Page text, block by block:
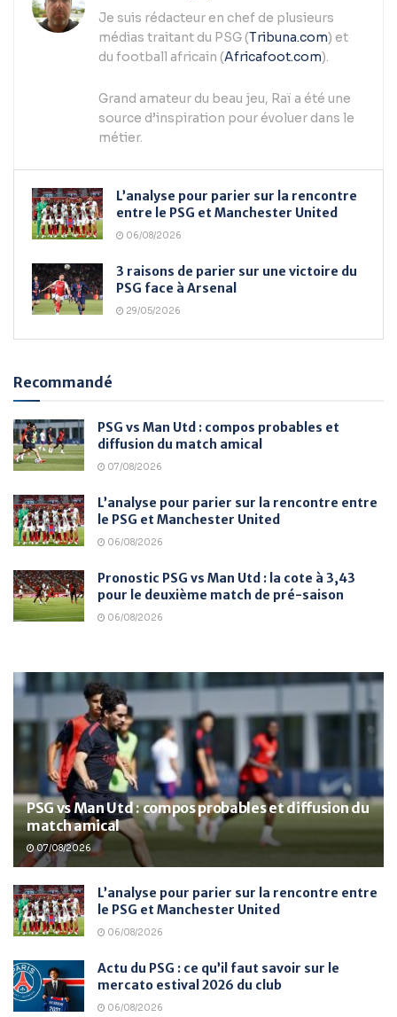
Je suis rédacteur en chef de plusieurs
médias traitant du PSG (Tribuna.com) et
du football africain (Africafoot.com).
Grand amateur du beau jeu, Raï a été une
source d’inspiration pour évoluer dans le
métier.
L’analyse pour parier sur la rencontre
entre le PSG et Manchester United
06/08/2026
3 raisons de parier sur une victoire du
PSG face à Arsenal
29/05/2026
Recommandé
PSG vs Man Utd : compos probables et
diffusion du match amical
07/08/2026
L’analyse pour parier sur la rencontre entre
le PSG et Manchester United
06/08/2026
Pronostic PSG vs Man Utd : la cote à 3,43
pour le deuxième match de pré-saison
06/08/2026
PSG vs Man Utd : compos probables et diffusion du
match amical
07/08/2026
L’analyse pour parier sur la rencontre entre
le PSG et Manchester United
06/08/2026
Actu du PSG : ce qu’il faut savoir sur le
mercato estival 2026 du club
06/08/2026